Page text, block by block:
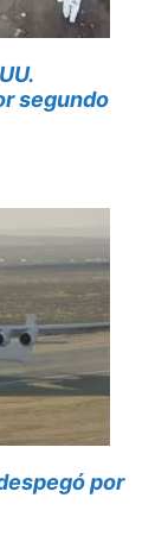
segundo
por